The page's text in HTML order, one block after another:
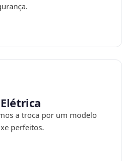
a troca por um modelo
perfeitos.